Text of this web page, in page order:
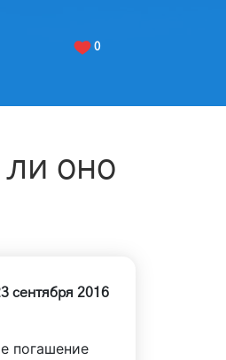
0
оно
сентября 2016
погашение